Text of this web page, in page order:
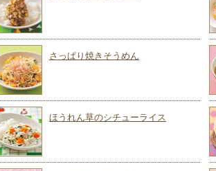
さっぱり焼きそうめん
ほうれん草のシチューライス